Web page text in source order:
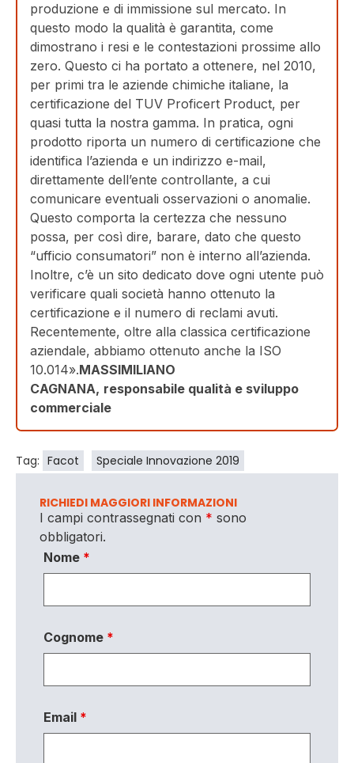
produzione e di immissione sul mercato. In
questo modo la qualità è garantita, come
dimostrano i resi e le contestazioni prossime allo
zero. Questo ci ha portato a ottenere, nel 2010,
per primi tra le aziende chimiche italiane, la
certificazione del TUV Proficert Product, per
quasi tutta la nostra gamma. In pratica, ogni
prodotto riporta un numero di certificazione che
identifica l’azienda e un indirizzo e-mail,
direttamente dell’ente controllante, a cui
comunicare eventuali osservazioni o anomalie.
Questo comporta la certezza che nessuno
possa, per così dire, barare, dato che questo
“ufficio consumatori” non è interno all’azienda.
Inoltre, c’è un sito dedicato dove ogni utente può
verificare quali società hanno ottenuto la
certificazione e il numero di reclami avuti.
Recentemente, oltre alla classica certificazione
aziendale, abbiamo ottenuto anche la ISO
10.014».MASSIMILIANO
CAGNANA, responsabile qualità e sviluppo
commerciale
Tag: Facot Speciale Innovazione 2019
RICHIEDI MAGGIORI INFORMAZIONI
I campi contrassegnati con * sono
obbligatori.
Nome *
Cognome *
Email *